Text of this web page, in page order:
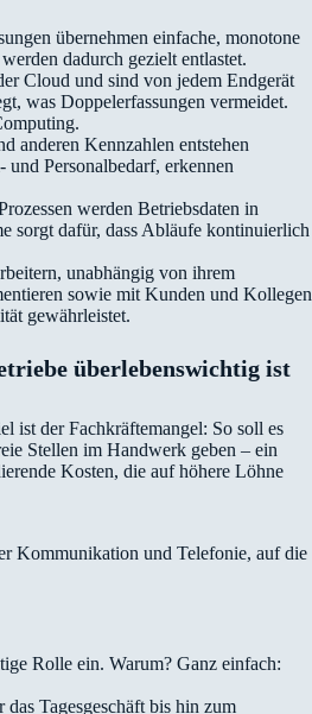
übernehmen einfache, monotone
dadurch gezielt entlastet.
Cloud und sind von jedem Endgerät
was Doppelerfassungen vermeidet.
anderen Kennzahlen entstehen
Personalbedarf, erkennen
werden Betriebsdaten in
sorgt dafür, dass Abläufe kontinuierlich
unabhängig von ihrem
sowie mit Kunden und Kollegen
gewährleistet.
überlebenswichtig ist
ist der Fachkräftemangel: So soll es
Stellen im Handwerk geben – ein
Kosten, die auf höhere Löhne
Kommunikation und Telefonie, auf die
Rolle ein. Warum? Ganz einfach:
Tagesgeschäft bis hin zum